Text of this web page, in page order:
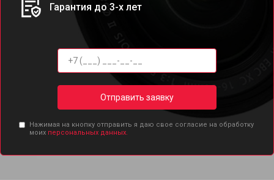
Гарантия до 3-х лет
Отправить заявку
Нажимая на кнопку отправить я даю свое согласие на обработку
моих персональных данных.